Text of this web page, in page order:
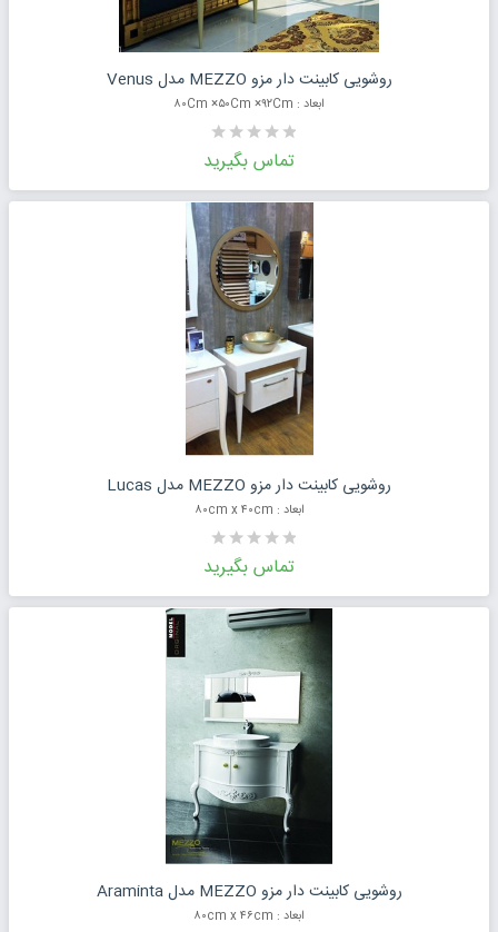
درخواست قیمت محصول روشویی کابینت دار مزو MEZZO مدل Venus
ابعاد : ۸۰Cm ×۵۰Cm ×۹۲Cm
تماس بگیرید
درخواست قیمت محصول روشویی کابینت دار مزو MEZZO مدل Lucas
ابعاد : ۸۰cm x ۴۰cm
تماس بگیرید
درخواست قیمت محصول روشویی کابینت دار مزو MEZZO مدل Araminta
ابعاد : ۸۰cm x ۴۶cm